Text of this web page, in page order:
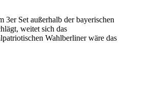
Set außerhalb der bayerischen
weitet sich das
Wahlberliner wäre das